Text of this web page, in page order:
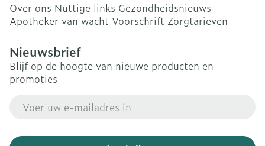
Over ons Nuttige links Gezondheidsnieuws
Apotheker van wacht Voorschrift Zorgtarieven
Nieuwsbrief
Blijf op de hoogte van nieuwe producten en
promoties